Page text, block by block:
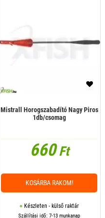
Mistrall Horogszabadító Nagy Piros
1db/csomag
660Ft
Készleten - külső raktár
Szállítási idő: 7-13 munkanap
KOSÁRBA RAKOM!